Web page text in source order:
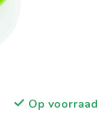
Op voorraad